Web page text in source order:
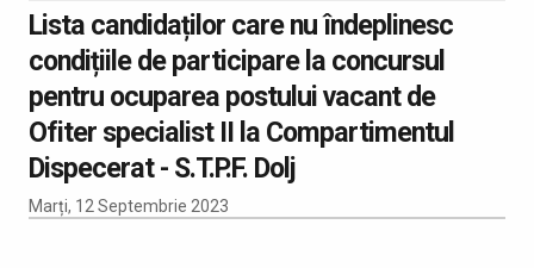
Lista candidaților care nu îndeplinesc
condițiile de participare la concursul
pentru ocuparea postului vacant de
Ofiter specialist II la Compartimentul
Dispecerat - S.T.P.F. Dolj
Marți, 12 Septembrie 2023